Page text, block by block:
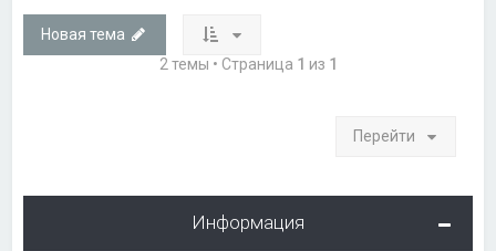
Новая тема
2 темы • Страница 1 из 1
Перейти
Информация